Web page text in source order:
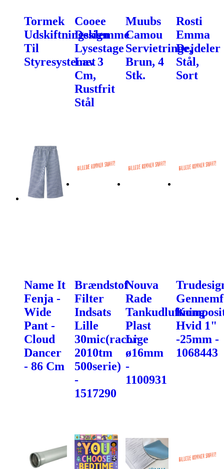
Tormek
Udskiftningsklemme
Til
Styresystemet
Cooee
Design
Lysestage
Lav 3
Cm,
Rustfrit
Stål
Muubs
Camou
Servietringe,
Brun, 4
Stk.
Rosti
Emma
Dejdeler
Stål,
Sort
Name It
Fenja -
Wide
Pant -
Cloud
Dancer
- 86 Cm
Brændstof
Filter
Indsats
Lille
30mic(racor
2010tm
500serie)
-
1517290
Nouva
Rade
Tankudluftning
Plast
Lige
ø16mm
-
1100931
Hvid 1"
-25mm -
1068443